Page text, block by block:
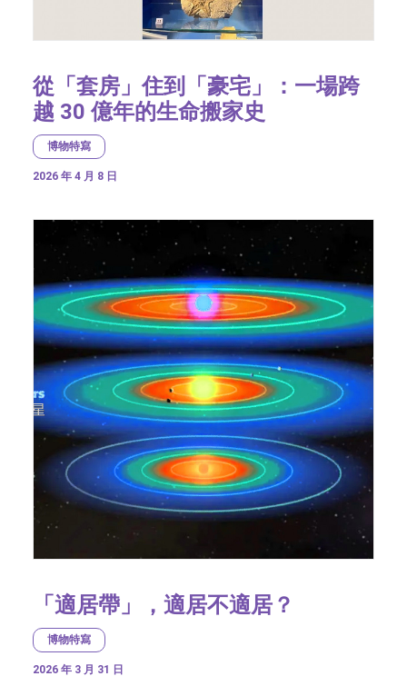
從「套房」住到「豪宅」：一場跨
越 30 億年的生命搬家史
博物特寫
2026 年 4 月 8 日
「適居帶」，適居不適居？
博物特寫
2026 年 3 月 31 日